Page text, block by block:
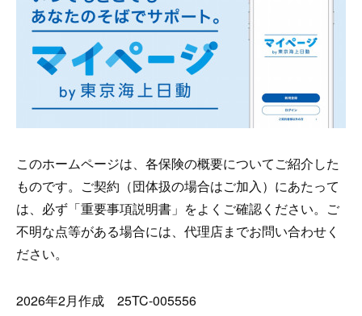
このホームページは、各保険の概要についてご紹介した
ものです。ご契約（団体扱の場合はご加入）にあたって
は、必ず「重要事項説明書」をよくご確認ください。ご
不明な点等がある場合には、代理店までお問い合わせく
ださい。
2026年2月作成 25TC-005556